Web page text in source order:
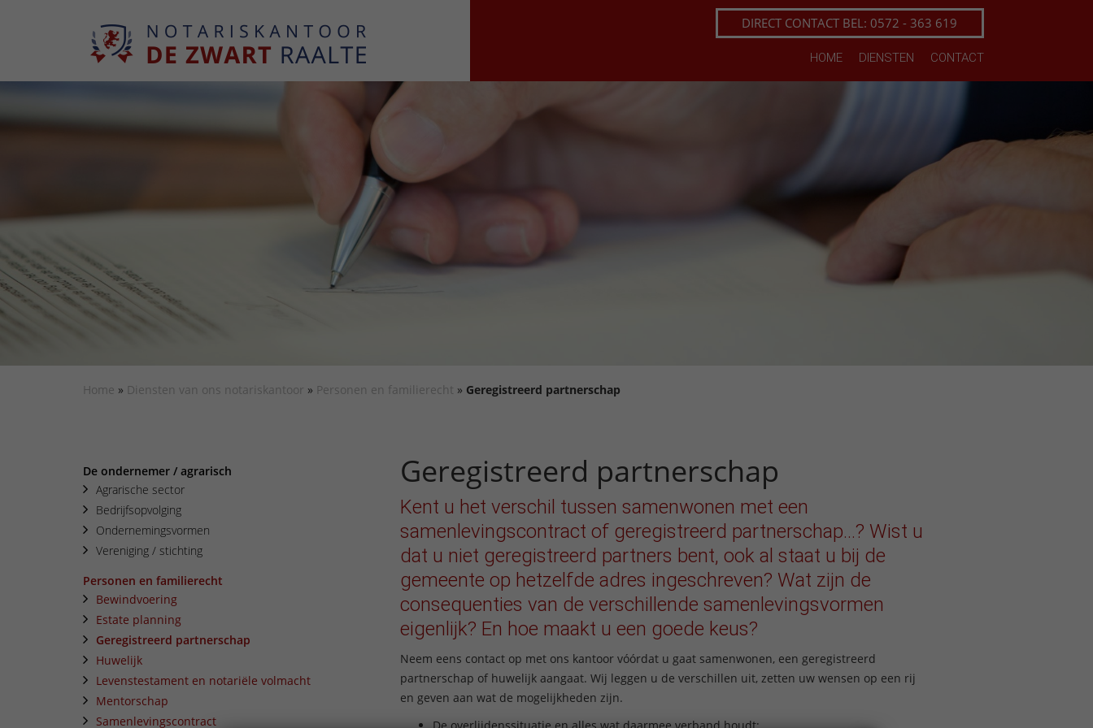
DIRECT CONTACT BEL: 0572 - 363 619
HOME DIENSTEN CONTACT
Home » Diensten van ons notariskantoor » Personen en familierecht » Geregistreerd partnerschap
De ondernemer / agrarisch
Agrarische sector
Bedrijfsopvolging
Ondernemingsvormen
Vereniging / stichting
Personen en familierecht
Bewindvoering
Estate planning
Geregistreerd partnerschap
Huwelijk
Levenstestament en notariële volmacht
Mentorschap
Samenlevingscontract
Geregistreerd partnerschap
Kent u het verschil tussen samenwonen met een
samenlevingscontract of geregistreerd partnerschap…? Wist u
dat u niet geregistreerd partners bent, ook al staat u bij de
gemeente op hetzelfde adres ingeschreven? Wat zijn de
consequenties van de verschillende samenlevingsvormen
eigenlijk? En hoe maakt u een goede keus?
Neem eens contact op met ons kantoor vóórdat u gaat samenwonen, een geregistreerd
partnerschap of huwelijk aangaat. Wij leggen u de verschillen uit, zetten uw wensen op een rij
en geven aan wat de mogelijkheden zijn.